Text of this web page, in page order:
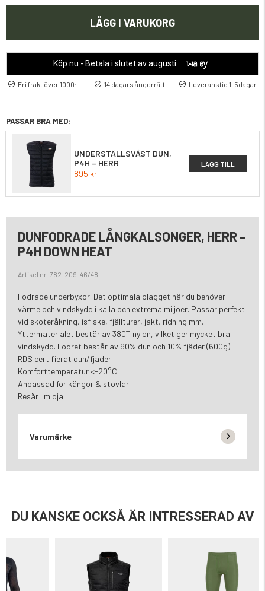
LÄGG I VARUKORG
Köp nu - Betala i slutet av augusti
Fri frakt över 1000:- 14 dagars ångerrätt Leveranstid 1-5dagar
PASSAR BRA MED:
UNDERSTÄLLSVÄST DUN,
P4H – HERR
895 kr
LÄGG TILL
DUNFODRADE LÅNGKALSONGER, HERR -
P4H DOWN HEAT
Artikel nr. 782-209-46/48
Fodrade underbyxor. Det optimala plagget när du behöver
värme och vindskydd i kalla och extrema miljöer. Passar perfekt
vid skoteråkning, isfiske, fjällturer, jakt, ridning mm.
Yttermaterialet består av 380T nylon, vilket ger mycket bra
vindskydd. Fodret består av 90% dun och 10% fjäder (600g).
RDS certifierat dun/fjäder
Komforttemperatur <-20°C
Anpassad för kängor & stövlar
Resår i midja
Varumärke
DU KANSKE OCKSÅ ÄR INTRESSERAD AV